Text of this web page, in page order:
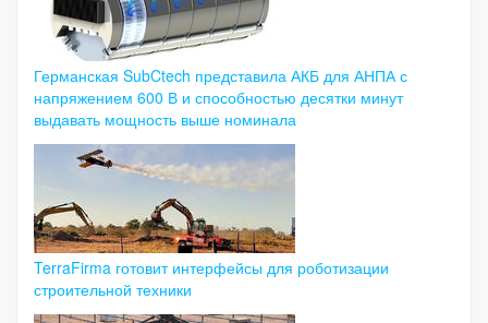
Германская SubCtech представила АКБ для АНПА с
напряжением 600 В и способностью десятки минут
выдавать мощность выше номинала
TerraFirma готовит интерфейсы для роботизации
строительной техники